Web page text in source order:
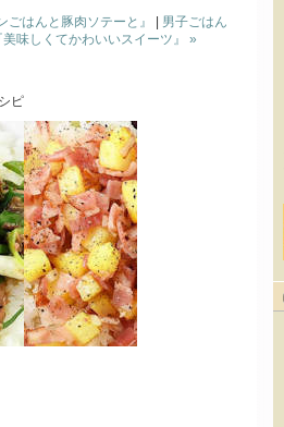
はんと豚肉ソテーと』
男子ごはん
味しくてかわいいスイーツ』 »
ピ